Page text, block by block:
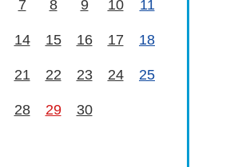
7 8 9 10 11
14 15 16 17 18
21 22 23 24 25
28 29 30